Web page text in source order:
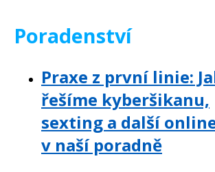
Poradenství
Praxe z první linie:
řešíme kyberšikanu,
sexting a další
v naší poradně